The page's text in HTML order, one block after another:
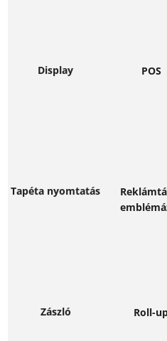
Display POS
Tapéta nyomtatás
Zászló Roll-